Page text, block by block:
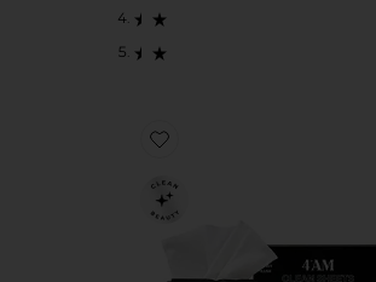
Favorite CLEAN SHEETS 페이스